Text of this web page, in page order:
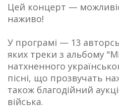
Цей концерт —
наживо!
У програмі — 13
яких треки з альбому
натхненного
пісні, що прозвучать
також благодійний
війська.